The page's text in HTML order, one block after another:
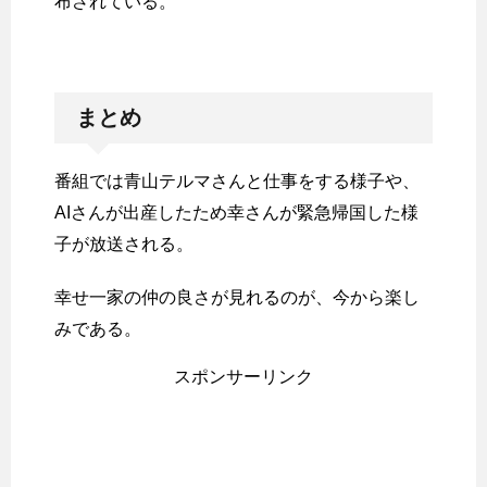
まとめ
番組では青山テルマさんと仕事をする様子や、
AIさんが出産したため幸さんが緊急帰国した様
子が放送される。
幸せ一家の仲の良さが見れるのが、今から楽し
みである。
スポンサーリンク